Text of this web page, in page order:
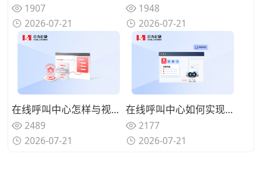
1907
2026-07-21
1948
2026-07-21
在线呼叫中心怎样与视频客服结合？可视化服务提升复杂问题解决率
2489
2026-07-21
在线呼叫中心如何实现多渠道统一管理？一站式响应客户所有触点的需求
2177
2026-07-21